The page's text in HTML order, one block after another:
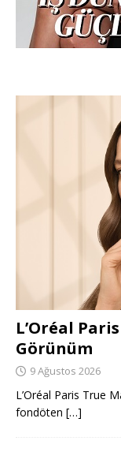
L’Oréal
Görünüm
9 Ağustos 2026
L’Oréal Paris True
fondöten […]